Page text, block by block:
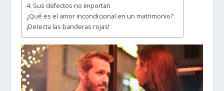
4. Sus defectos no importan
¿Qué es el amor incondicional en un matrimonio?
¡Detecta las banderas rojas!